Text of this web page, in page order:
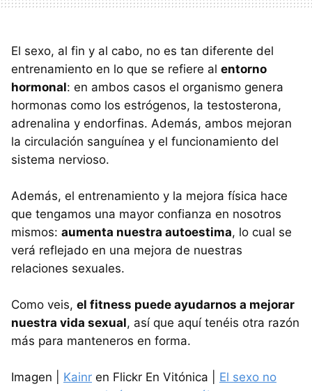
El sexo, al fin y al cabo, no es tan diferente del
entrenamiento en lo que se refiere al entorno
hormonal: en ambos casos el organismo genera
hormonas como los estrógenos, la testosterona,
adrenalina y endorfinas. Además, ambos mejoran
la circulación sanguínea y el funcionamiento del
sistema nervioso.
Además, el entrenamiento y la mejora física hace
que tengamos una mayor confianza en nosotros
mismos: aumenta nuestra autoestima, lo cual se
verá reflejado en una mejora de nuestras
relaciones sexuales.
Como veis, el fitness puede ayudarnos a mejorar
nuestra vida sexual, así que aquí tenéis otra razón
más para manteneros en forma.
Imagen | Kainr en Flickr En Vitónica | El sexo no